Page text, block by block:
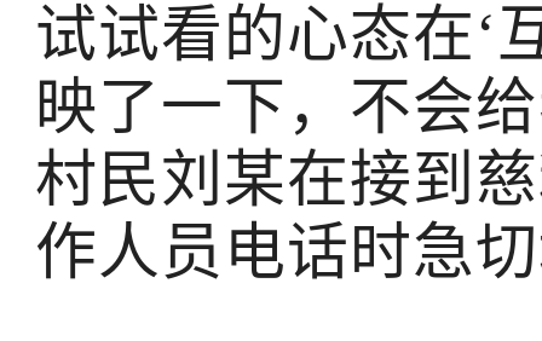
试试看的心态在‘
映了一下，不会
村民刘某在接到
作人员电话时急